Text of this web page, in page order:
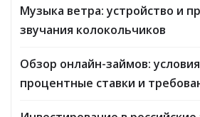
Музыка ветра: устройство и
звучания колокольчиков
Обзор онлайн-займов:
процентные ставки и